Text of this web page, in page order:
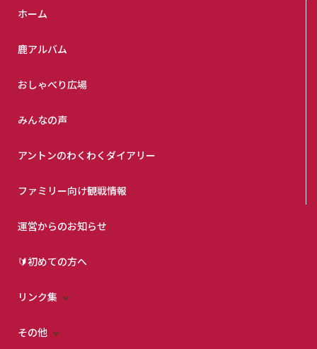
ホーム
鹿アルバム
おしゃべり広場
みんなの声
アントンのわくわくダイアリー
ファミリー向け観戦情報
運営からのお知らせ
🔰初めての方へ
リンク集
その他